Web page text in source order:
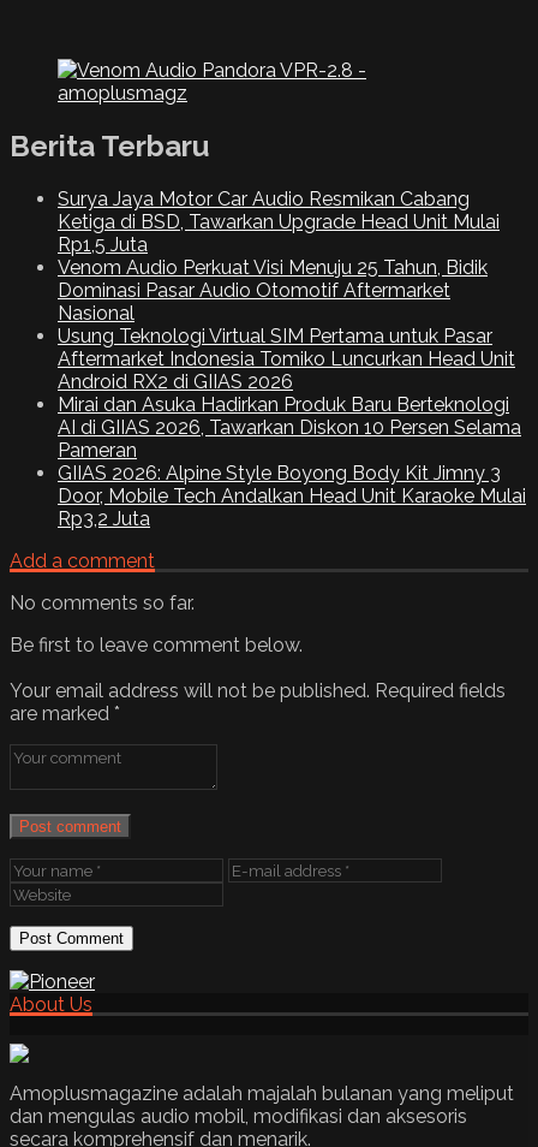
Berita Terbaru
Surya Jaya Motor Car Audio Resmikan Cabang
Ketiga di BSD, Tawarkan Upgrade Head Unit Mulai
Rp1,5 Juta
Venom Audio Perkuat Visi Menuju 25 Tahun, Bidik
Dominasi Pasar Audio Otomotif Aftermarket
Nasional
Usung Teknologi Virtual SIM Pertama untuk Pasar
Aftermarket Indonesia Tomiko Luncurkan Head Unit
Android RX2 di GIIAS 2026
Mirai dan Asuka Hadirkan Produk Baru Berteknologi
AI di GIIAS 2026, Tawarkan Diskon 10 Persen Selama
Pameran
GIIAS 2026: Alpine Style Boyong Body Kit Jimny 3
Door, Mobile Tech Andalkan Head Unit Karaoke Mulai
Rp3,2 Juta
Add a comment
No comments so far.
Be first to leave comment below.
Your email address will not be published. Required fields
are marked *
Post comment
About Us
Amoplusmagazine adalah majalah bulanan yang meliput
dan mengulas audio mobil, modifikasi dan aksesoris
secara komprehensif dan menarik.